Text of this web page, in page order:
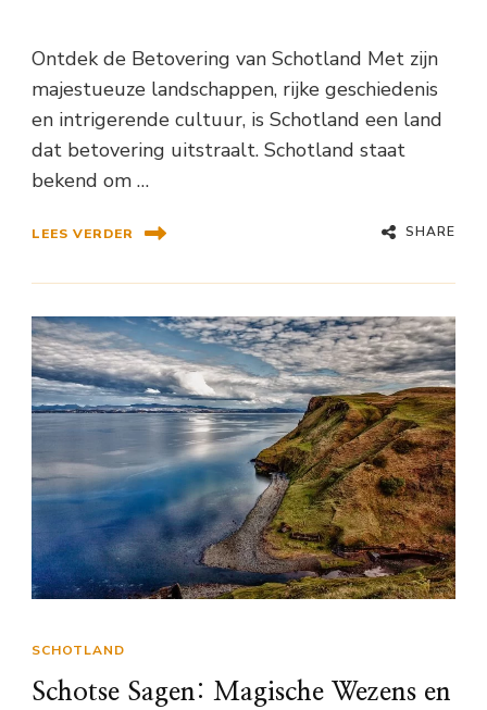
Ontdek de Betovering van Schotland Met zijn
majestueuze landschappen, rijke geschiedenis
en intrigerende cultuur, is Schotland een land
dat betovering uitstraalt. Schotland staat
bekend om …
LEES VERDER SHARE
SCHOTLAND
Schotse Sagen: Magische Wezens en